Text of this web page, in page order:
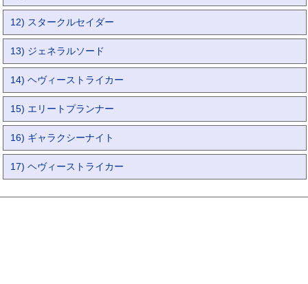
12) スタークルセイダー
13) ジェネラルソード
14) ヘヴィーストライカー
15) エリートプランナー
16) ギャラクシーナイト
17) ヘヴィーストライカー